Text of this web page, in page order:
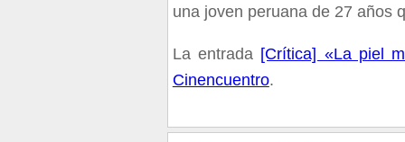
una joven peruana de 27 años
La entrada [Crítica] «La piel
Cinencuentro.